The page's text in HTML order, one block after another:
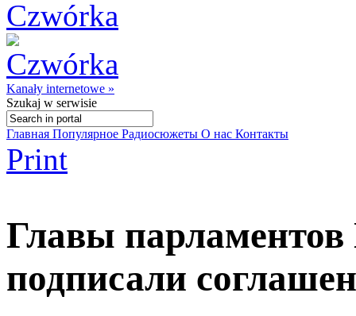
Kanały internetowe »
Szukaj w serwisie
Главная Популярное Радиосюжеты О нас Контакты
Print
Главы
подписали